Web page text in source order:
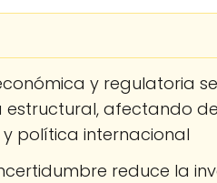
y regulatoria
afectando
política internacional
reduce la